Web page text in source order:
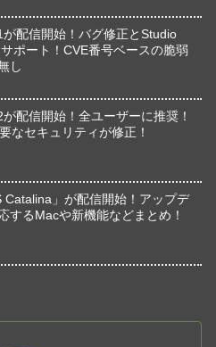
が配信開始！バグ修正とStudio
ポート！CVE番号ベースの脆弱
し
配信開始！全ユーザーに推奨！
なセキュリティが修正！
Catalina」が配信開始！アップデ
するMacや新機能などまとめ！